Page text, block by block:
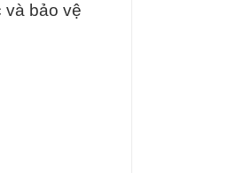
và bảo vệ